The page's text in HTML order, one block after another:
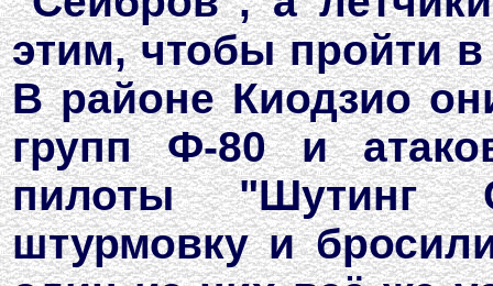
этим, чтобы пройти
В районе Киодзио
групп Ф-80 и
пилоты "Шутинг
штурмовку и